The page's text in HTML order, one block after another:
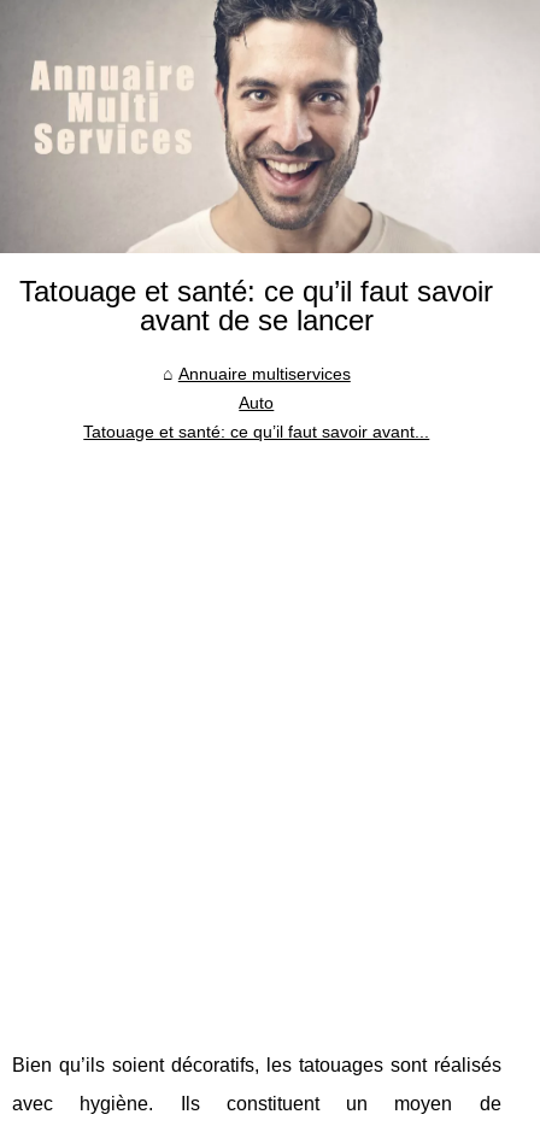
Tatouage et santé: ce qu’il faut savoir
avant de se lancer
Annuaire multiservices
Auto
Tatouage et santé: ce qu’il faut savoir avant...
Bien qu’ils soient décoratifs, les tatouages sont réalisés
avec hygiène. Ils constituent un moyen de